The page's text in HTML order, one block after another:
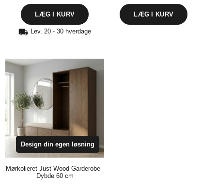
LÆG I KURV LÆG I KURV
Lev. 20 - 30 hverdage
Design din egen løsning
Mørkolieret Just Wood Garderobe -
Dybde 60 cm